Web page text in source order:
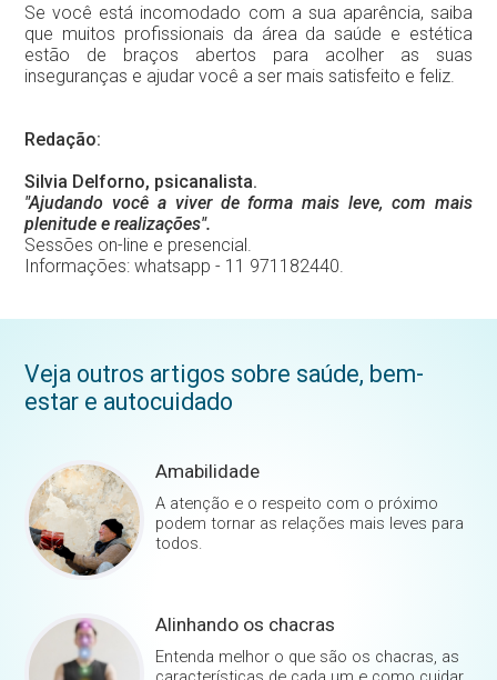
Se você está incomodado com a sua aparência, saiba
que muitos profissionais da área da saúde e estética
estão de braços abertos para acolher as suas
inseguranças e ajudar você a ser mais satisfeito e feliz.
Redação:
Silvia Delforno, psicanalista.
"Ajudando você a viver de forma mais leve, com mais
plenitude e realizações".
Sessões on-line e presencial.
Informações: whatsapp - 11 971182440.
Veja outros artigos sobre saúde, bem-
estar e autocuidado
Amabilidade
A atenção e o respeito com o próximo
podem tornar as relações mais leves para
todos.
Alinhando os chacras
Entenda melhor o que são os chacras, as